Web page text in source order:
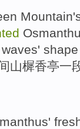
Mountain
waves'
山樨香亭一